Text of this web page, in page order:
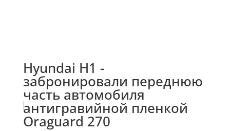
Hyundai H1 -
забронировали переднюю
часть автомобиля
антигравийной пленкой
Oraguard 270